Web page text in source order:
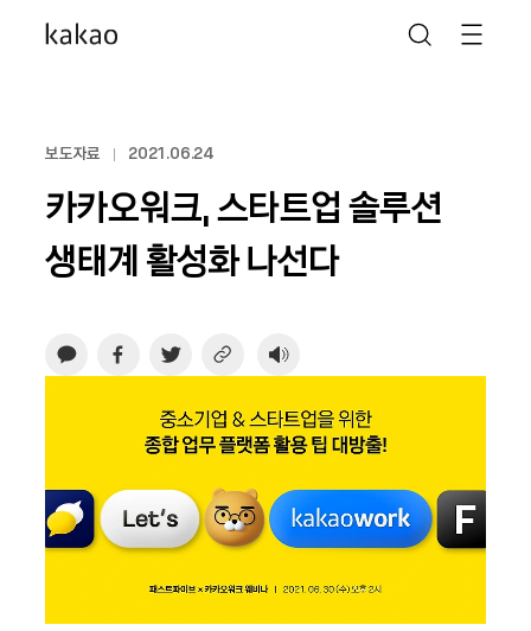
보도자료 2021.06.24
카카오워크, 스타트업 솔루션
생태계 활성화 나선다